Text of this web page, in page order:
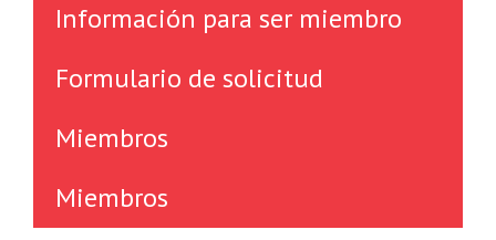
Información para ser miembro
Formulario de solicitud
Miembros
Miembros